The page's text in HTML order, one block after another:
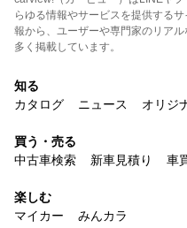
らゆる情報やサービスを提供する
報から、ユーザーや専門家のリア
多く掲載しています。
知る
カタログ
ニュース オリジ
買う・売る
中古車検索
新車見積り 車
楽しむ
マイカー
みんカラ